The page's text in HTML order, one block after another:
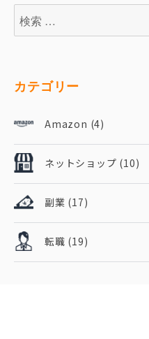
検
索:
カテゴリー
Amazon (4)
ネットショップ (10)
副業 (17)
転職 (19)